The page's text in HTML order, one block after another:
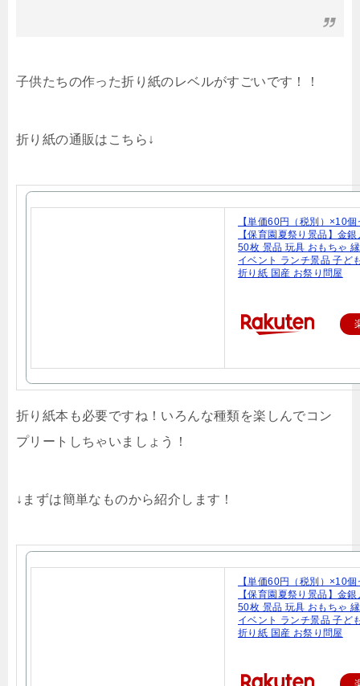
子供たちの作った折り紙のレベルがすごいです！！
折り紙の通販はこちら↓
【単価60円（税別）×10
【保育園夏祭り景品】金
50枚 景品 玩具 おもちゃ
イベント ランチ景品 子ど
折り紙 国産 お祭り問屋
折り紙本も必要ですね！いろんな種類を楽しんでコン
プリートしちゃいましょう！
↓まずは簡単なものから紹介します！
【単価60円（税別）×10
【保育園夏祭り景品】金
50枚 景品 玩具 おもちゃ
イベント ランチ景品 子ど
折り紙 国産 お祭り問屋